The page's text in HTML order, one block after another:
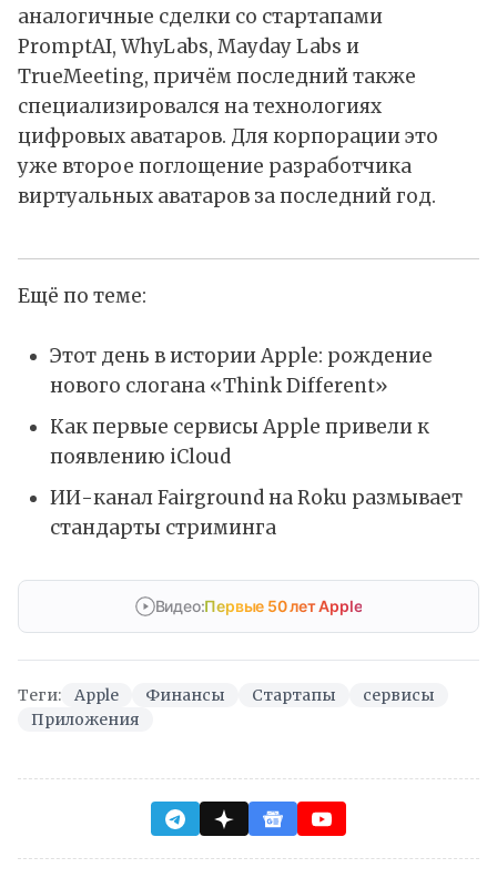
аналогичные сделки со стартапами
PromptAI, WhyLabs, Mayday Labs и
TrueMeeting, причём последний также
специализировался на технологиях
цифровых аватаров. Для корпорации это
уже второе поглощение разработчика
виртуальных аватаров за последний год.
Ещё по теме:
Этот день в истории Apple: рождение
нового слогана «Think Different»
Как первые сервисы Apple привели к
появлению iCloud
ИИ-канал Fairground на Roku размывает
стандарты стриминга
Видео:Первые 50 лет Apple
Теги: Apple Финансы Стартапы
сервисы
Приложения